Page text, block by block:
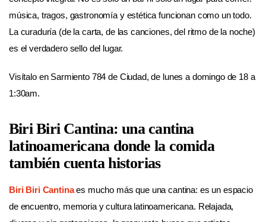
música, tragos, gastronomía y estética funcionan como un todo.
La curaduría (de la carta, de las canciones, del ritmo de la noche)
es el verdadero sello del lugar.
Visítalo en Sarmiento 784 de Ciudad, de lunes a domingo de 18 a
1:30am.
Biri Biri Cantina: una cantina
latinoamericana donde la comida
también cuenta historias
Biri Biri Cantinaes mucho más que una cantina: es un espacio
de encuentro, memoria y cultura latinoamericana. Relajada,